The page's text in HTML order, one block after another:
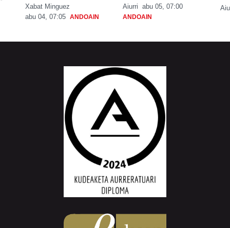
Xabat Minguez
abu 04, 07:05 ANDOAIN
Aiurri abu 05, 07:00
ANDOAIN